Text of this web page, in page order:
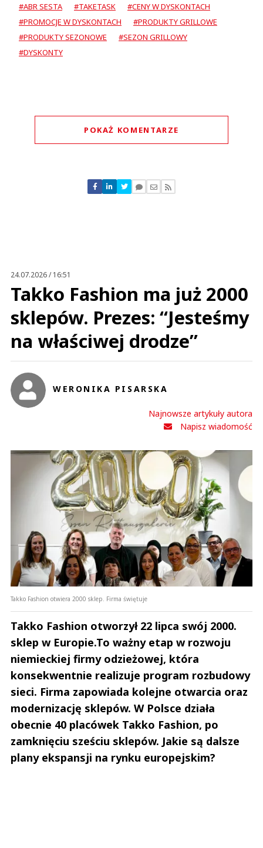
#ABR SESTA
#TAKETASK
#CENY W DYSKONTACH
#PROMOCJE W DYSKONTACH
#PRODUKTY GRILLOWE
#PRODUKTY SEZONOWE
#SEZON GRILLOWY
#DYSKONTY
POKAŻ KOMENTARZE
Nie znaleziono komentarzy
Zostaw swoje komentarze
24.07.2026 / 16:51
Takko Fashion ma już 2000
sklepów. Prezes: “Jesteśmy
na właściwej drodze”
WERONIKA PISARSKA
Najnowsze artykuły autora
Napisz wiadomość
Takko Fashion otwiera 2000 sklep. Firma świętuje
Takko Fashion otworzył 22 lipca swój 2000.
sklep w Europie.To ważny etap w rozwoju
niemieckiej firmy odzieżowej, która
konsekwentnie realizuje program rozbudowy
sieci. Firma zapowiada kolejne otwarcia oraz
modernizację sklepów. W Polsce działa
obecnie 40 placówek Takko Fashion, po
zamknięciu sześciu sklepów. Jakie są dalsze
plany ekspansji na rynku europejskim?